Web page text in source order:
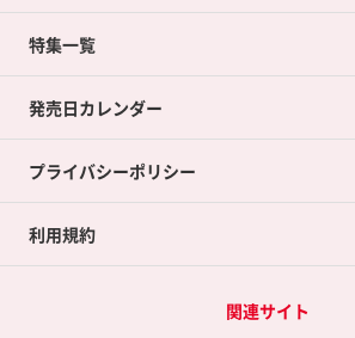
ネット買取について
買取承諾書について
ポイントカードTOP
ポイント交換景品
特集一覧
発売日カレンダー
プライバシーポリシー
利用規約
関連サイト